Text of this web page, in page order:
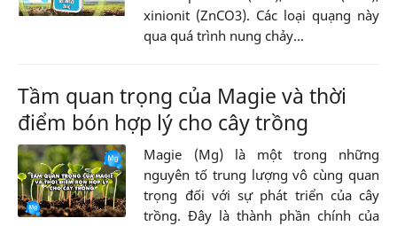
xinionit (ZnCO3). Các loại quạng này
qua quá trình nung chảy...
Tầm quan trọng của Magie và thời
điểm bón hợp lý cho cây trồng
Magie (Mg) là một trong những
nguyên tố trung lượng vô cùng quan
trọng đối với sự phát triển của cây
trồng. Đây là thành phần chính của